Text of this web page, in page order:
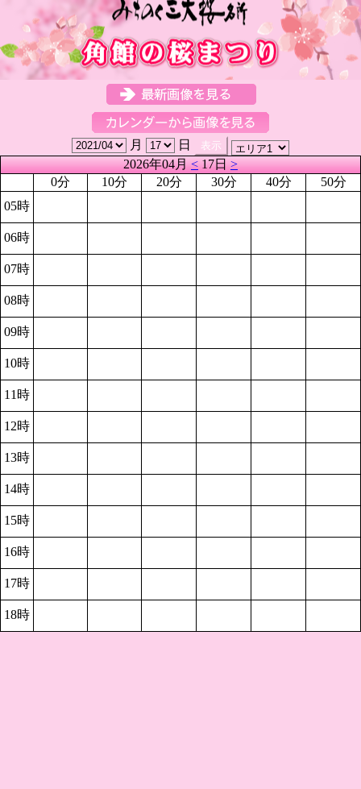
月
日
2026年04月<17日>
0分
10分 20分 30分 40分
50分
05時
06時
07時
08時
09時
10時
11時
12時
13時
14時
15時
16時
17時
18時